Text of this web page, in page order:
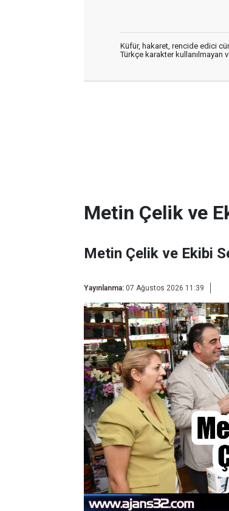
Küfür, hakaret, rencide edici
Türkçe karakter kullanılmayan
Metin Çelik ve
Metin Çelik ve Ekibi
Yayınlanma: 07 Ağustos 2026 11:39